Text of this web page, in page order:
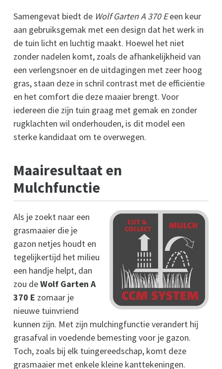
Samengevat biedt de Wolf Garten A 370 Eeen keur
aan gebruiksgemak met een design dat het werk in
de tuin licht en luchtig maakt. Hoewel het niet
zonder nadelen komt, zoals de afhankelijkheid van
een verlengsnoer en de uitdagingen met zeer hoog
gras, staan deze in schril contrast met de efficiëntie
en het comfort die deze maaier brengt. Voor
iedereen die zijn tuin graag met gemak en zonder
rugklachten wil onderhouden, is dit model een
sterke kandidaat om te overwegen.
Maairesultaat en
Mulchfunctie
Als je zoekt naar een
grasmaaier die je
gazon netjes houdt en
tegelijkertijd het milieu
een handje helpt, dan
zou deWolf Garten A
370 E zomaar je
nieuwe tuinvriend
kunnen zijn. Met zijn mulchingfunctie verandert hij
grasafval in voedende bemesting voor je gazon.
Toch, zoals bij elk tuingereedschap, komt deze
grasmaaier met enkele kleine kanttekeningen.